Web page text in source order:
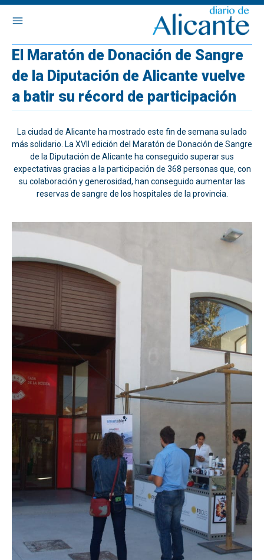
El Maratón de Donación de Sangre
de la Diputación de Alicante vuelve
a batir su récord de participación
La ciudad de Alicante ha mostrado este fin de semana su lado
más solidario. La XVII edición del Maratón de Donación de Sangre
de la Diputación de Alicante ha conseguido superar sus
expectativas gracias a la participación de 368 personas que, con
su colaboración y generosidad, han conseguido aumentar las
reservas de sangre de los hospitales de la provincia.